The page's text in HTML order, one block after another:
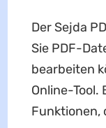
Der Sejda
Sie PDF-
bearbeiten
Online-Tool.
Funktionen,